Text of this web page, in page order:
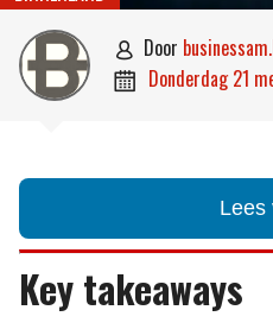
 door
 donderdag 21
Lees
Key takeaways